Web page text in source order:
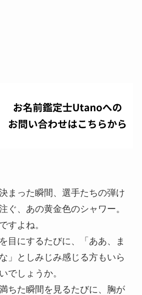
まった瞬間、選手たちの弾け
ぐ、あの黄金色のシャワー。
すよね。
目にするたびに、「ああ、ま
」としみじみ感じる方もいら
でしょうか。
ちた瞬間を見るたびに、胸が